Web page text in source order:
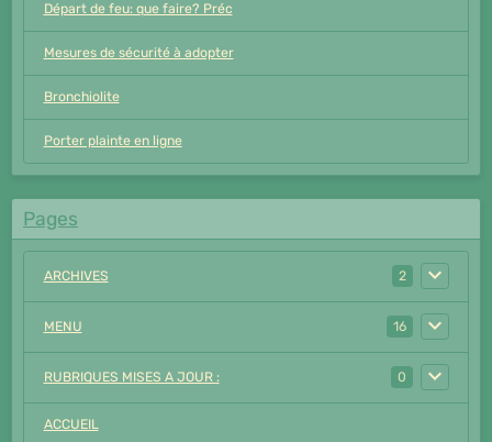
Départ de feu: que faire? Préc
Mesures de sécurité à adopter
Bronchiolite
Porter plainte en ligne
Pages
ARCHIVES 2
MENU 16
RUBRIQUES MISES A JOUR : 0
ACCUEIL